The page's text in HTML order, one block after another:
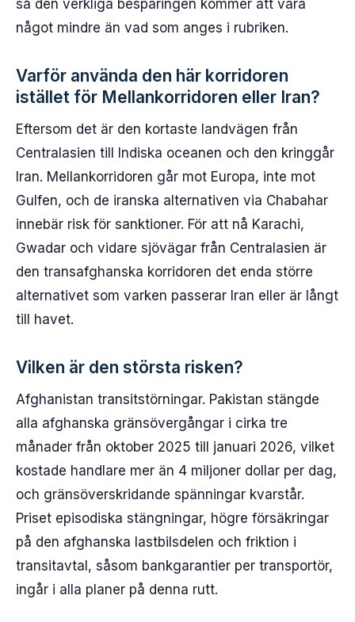
så den verkliga besparingen kommer att vara
något mindre än vad som anges i rubriken.
Varför använda den här korridoren
istället för Mellankorridoren eller Iran?
Eftersom det är den kortaste landvägen från
Centralasien till Indiska oceanen och den kringgår
Iran. Mellankorridoren går mot Europa, inte mot
Gulfen, och de iranska alternativen via Chabahar
innebär risk för sanktioner. För att nå Karachi,
Gwadar och vidare sjövägar från Centralasien är
den transafghanska korridoren det enda större
alternativet som varken passerar Iran eller är långt
till havet.
Vilken är den största risken?
Afghanistan transitstörningar. Pakistan stängde
alla afghanska gränsövergångar i cirka tre
månader från oktober 2025 till januari 2026, vilket
kostade handlare mer än 4 miljoner dollar per dag,
och gränsöverskridande spänningar kvarstår.
Priset episodiska stängningar, högre försäkringar
på den afghanska lastbilsdelen och friktion i
transitavtal, såsom bankgarantier per transportör,
ingår i alla planer på denna rutt.